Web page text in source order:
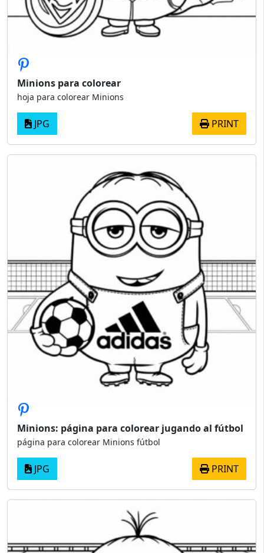
Minions para colorear
hoja para colorear Minions
JPG PRINT
Minions: página para colorear jugando al fútbol
página para colorear Minions fútbol
JPG PRINT